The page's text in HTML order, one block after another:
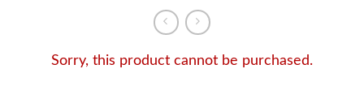
Sorry, this product cannot be purchased.